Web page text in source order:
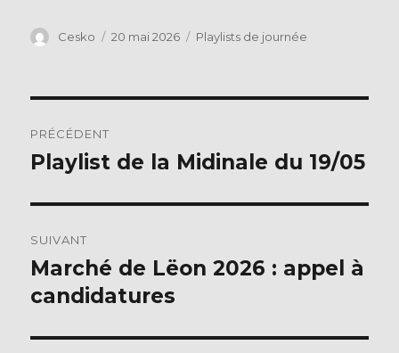
c
b
o
o
k
it
r
Auteur
Cesko
Publié
20 mai 2026 Catégories
Playlists de journée
de
PRÉCÉDENT
Publication
Playlist de la Midinale du 19/05
SUIVANT
Publication
suivante :
Marché de Lëon 2026 : appel à
candidatures